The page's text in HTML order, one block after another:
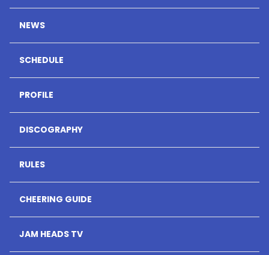
NEWS
SCHEDULE
PROFILE
DISCOGRAPHY
RULES
CHEERING GUIDE
JAM HEADS TV